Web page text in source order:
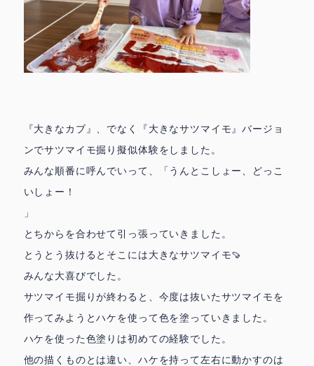
『大きなカブ』、でなく『大きなサツマイモ』バージョ
ンでサツマイモ掘り擬似体験をしました。
みんな順番に呼んでいって、「うんとこしょー、どっこ
いしょー！
」
とちからを合わせて引っ張っていきました。
とうとう抜けるとそこには大きなサツマイモ🍠
みんな大喜びでした。
サツマイモ掘りが終わると、今度は抜いたサツマイモを
作ってみようとハケを使って色を塗っていきました。
ハケを使った色塗りは初めての経験でした。
他の描くものとは違い、ハケを持って左右に動かすのは
トップページ